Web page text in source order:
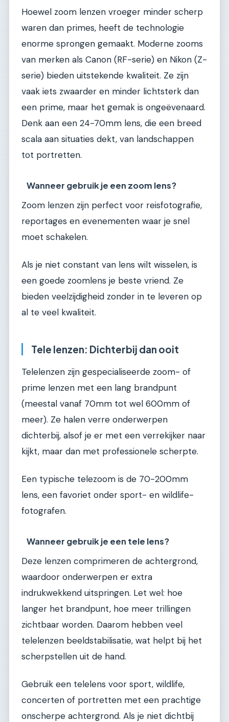
Hoewel zoom lenzen vroeger minder scherp
waren dan primes, heeft de technologie
enorme sprongen gemaakt. Moderne zooms
van merken als Canon (RF-serie) en Nikon (Z-
serie) bieden uitstekende kwaliteit. Ze zijn
vaak iets zwaarder en minder lichtsterk dan
een prime, maar het gemak is ongeëvenaard.
Denk aan een 24-70mm lens, die een breed
scala aan situaties dekt, van landschappen
tot portretten.
Wanneer gebruik je een zoom lens?
Zoom lenzen zijn perfect voor reisfotografie,
reportages en evenementen waar je snel
moet schakelen.
Als je niet constant van lens wilt wisselen, is
een goede zoomlens je beste vriend. Ze
bieden veelzijdigheid zonder in te leveren op
al te veel kwaliteit.
Tele lenzen: Dichterbij dan ooit
Telelenzen zijn gespecialiseerde zoom- of
prime lenzen met een lang brandpunt
(meestal vanaf 70mm tot wel 600mm of
meer). Ze halen verre onderwerpen
dichterbij, alsof je er met een verrekijker naar
kijkt, maar dan met professionele scherpte.
Een typische telezoom is de 70-200mm
lens, een favoriet onder sport- en wildlife-
fotografen.
Wanneer gebruik je een tele lens?
Deze lenzen comprimeren de achtergrond,
waardoor onderwerpen er extra
indrukwekkend uitspringen. Let wel: hoe
langer het brandpunt, hoe meer trillingen
zichtbaar worden. Daarom hebben veel
telelenzen beeldstabilisatie, wat helpt bij het
scherpstellen uit de hand.
Gebruik een telelens voor sport, wildlife,
concerten of portretten met een prachtige
onscherpe achtergrond. Als je niet dichtbij